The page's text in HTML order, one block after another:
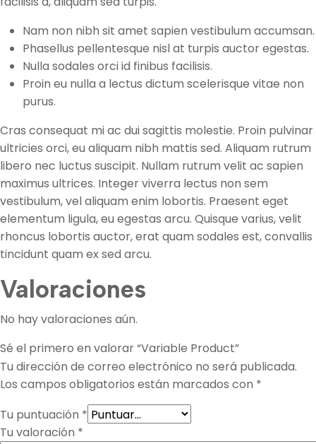
Nam non nibh sit amet sapien vestibulum accumsan.
Phasellus pellentesque nisl at turpis auctor egestas.
Nulla sodales orci id finibus facilisis.
Proin eu nulla a lectus dictum scelerisque vitae non
purus.
Cras consequat mi ac dui sagittis molestie. Proin pulvinar
ultricies orci, eu aliquam nibh mattis sed. Aliquam rutrum
libero nec luctus suscipit. Nullam rutrum velit ac sapien
maximus ultrices. Integer viverra lectus non sem
vestibulum, vel aliquam enim lobortis. Praesent eget
elementum ligula, eu egestas arcu. Quisque varius, velit
rhoncus lobortis auctor, erat quam sodales est, convallis
tincidunt quam ex sed arcu.
Valoraciones
No hay valoraciones aún.
Sé el primero en valorar “Variable Product”
Tu dirección de correo electrónico no será publicada.
Los campos obligatorios están marcados con *
Tu puntuación *
Tu valoración *